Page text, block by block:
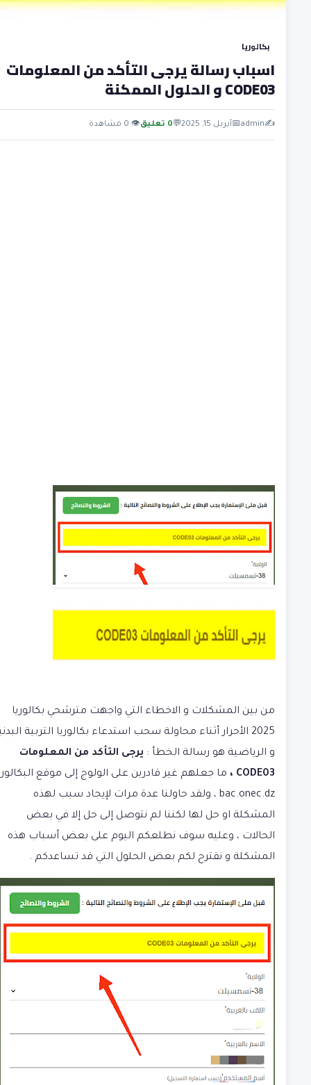
بكالوريا
اسباب رسالة يرجى التأكد من المعلومات
CODE03 و الحلول الممكنة
✍️
admin
📅أبريل 15, 2025 💬0 تعليق 👁 0 مشاهدة
من بين المشكلات و الاخطاء التي واجهت مترشحي بكالوريا
2025 الأحرار أثناء محاولة
سحب استدعاء بكالوريا التربية
و الرياضية هو رسالة الخطأ : يرجى التأكد من المعلومات
CODE03 ،
ما جعلهم غير قادرين على الولوج إلى موقع
bac.onec.dz ، ولقد حاولنا عدة مرات لإيجاد سبب لهذه
المشكلة او حل لها لكننا لم نتوصل إلى حل إلا في بعض
الحالات ، وعليه سوف نطلعكم اليوم على بعض أسباب هذه
المشكلة و نقترح لكم بعض الحلول التي قد تساعدكم .